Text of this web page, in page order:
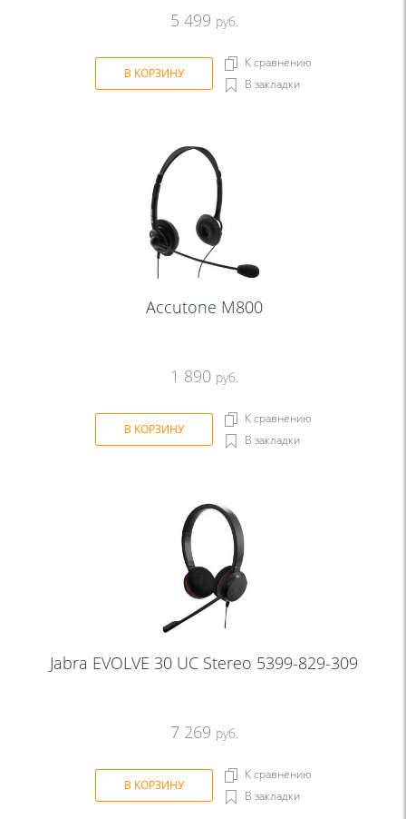
5 499 руб.
В КОРЗИНУ
К сравнению
В закладки
Accutone M800
1 890 руб.
В КОРЗИНУ
К сравнению
В закладки
Jabra EVOLVE 30 UC Stereo 5399-829-309
7 269 руб.
В КОРЗИНУ
К сравнению
В закладки